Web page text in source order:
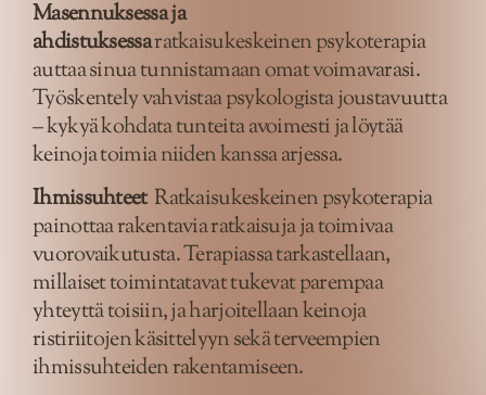
Masennuksessa ja
ahdistuksessaratkaisukeskeinen psykoterapia
auttaa sinua tunnistamaan omat voimavarasi.
Työskentely vahvistaa psykologista joustavuutta
– kykyä kohdata tunteita avoimesti ja löytää
keinoja toimia niiden kanssa arjessa.
IhmissuhteetRatkaisukeskeinen psykoterapia
painottaa rakentavia ratkaisuja ja toimivaa
vuorovaikutusta. Terapiassa tarkastellaan,
millaiset toimintatavat tukevat parempaa
yhteyttä toisiin, ja harjoitellaan keinoja
ristiriitojen käsittelyyn sekä terveempien
ihmissuhteiden rakentamiseen.